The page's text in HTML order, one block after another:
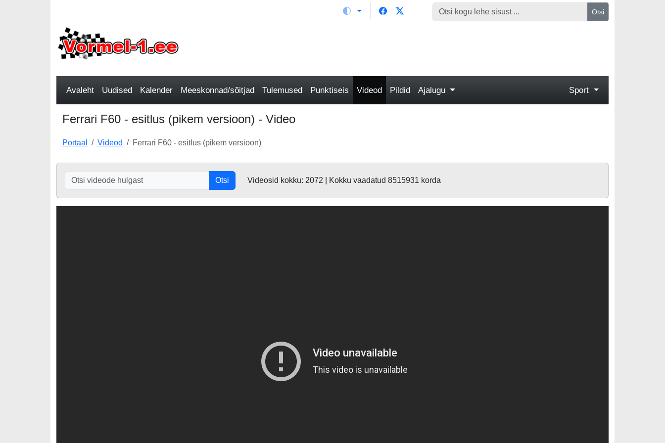
Otsi
Avaleht Uudised Kalender Meeskonnad/sõitjad Tulemused Punktiseis Videod Pildid Ajalugu Sport
Ferrari F60 - esitlus (pikem versioon) - Video
Portaal Videod Ferrari F60 - esitlus (pikem versioon)
Otsi Videosid kokku: 2072 | Kokku vaadatud 8515931 korda